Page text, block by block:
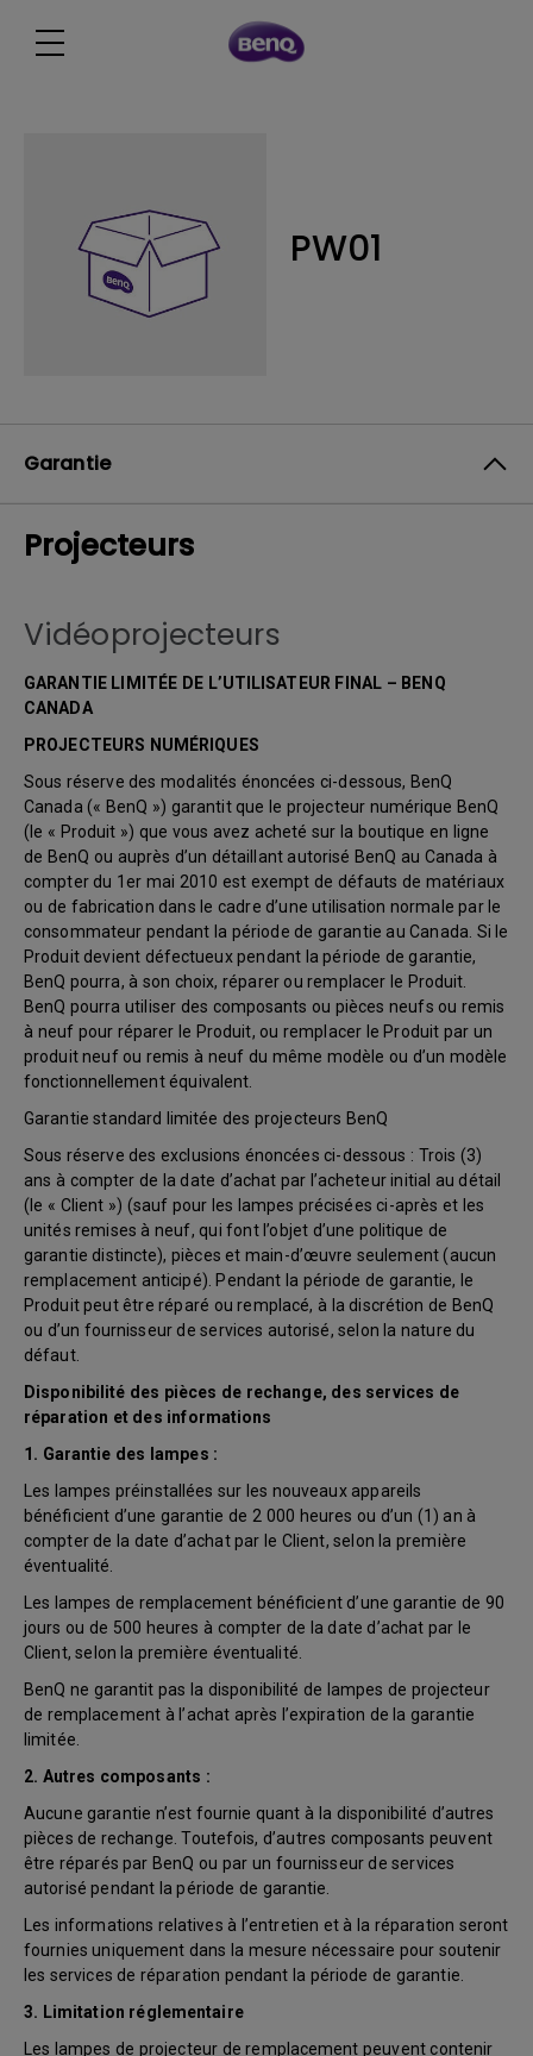
PW01
Garantie
Projecteurs
Vidéoprojecteurs
GARANTIE LIMITÉE DE L’UTILISATEUR FINAL – BENQ
CANADA
PROJECTEURS NUMÉRIQUES
Sous réserve des modalités énoncées ci-dessous, BenQ
Canada (« BenQ ») garantit que le projecteur numérique BenQ
(le « Produit ») que vous avez acheté sur la boutique en ligne
de BenQ ou auprès d’un détaillant autorisé BenQ au Canada à
compter du 1er mai 2010 est exempt de défauts de matériaux
ou de fabrication dans le cadre d’une utilisation normale par le
consommateur pendant la période de garantie au Canada. Si le
Produit devient défectueux pendant la période de garantie,
BenQ pourra, à son choix, réparer ou remplacer le Produit.
BenQ pourra utiliser des composants ou pièces neufs ou remis
à neuf pour réparer le Produit, ou remplacer le Produit par un
produit neuf ou remis à neuf du même modèle ou d’un modèle
fonctionnellement équivalent.
Garantie standard limitée des projecteurs BenQ
Sous réserve des exclusions énoncées ci-dessous : Trois (3)
ans à compter de la date d’achat par l’acheteur initial au détail
(le « Client ») (sauf pour les lampes précisées ci-après et les
unités remises à neuf, qui font l’objet d’une politique de
garantie distincte), pièces et main-d’œuvre seulement (aucun
remplacement anticipé). Pendant la période de garantie, le
Produit peut être réparé ou remplacé, à la discrétion de BenQ
ou d’un fournisseur de services autorisé, selon la nature du
défaut.
Disponibilité des pièces de rechange, des services de
réparation et des informations
1. Garantie des lampes :
Les lampes préinstallées sur les nouveaux appareils
bénéficient d’une garantie de 2 000 heures ou d’un (1) an à
compter de la date d’achat par le Client, selon la première
éventualité.
Les lampes de remplacement bénéficient d’une garantie de 90
jours ou de 500 heures à compter de la date d’achat par le
Client, selon la première éventualité.
BenQ ne garantit pas la disponibilité de lampes de projecteur
de remplacement à l’achat après l’expiration de la garantie
limitée.
2. Autres composants :
Aucune garantie n’est fournie quant à la disponibilité d’autres
pièces de rechange. Toutefois, d’autres composants peuvent
être réparés par BenQ ou par un fournisseur de services
autorisé pendant la période de garantie.
Les informations relatives à l’entretien et à la réparation seront
fournies uniquement dans la mesure nécessaire pour soutenir
les services de réparation pendant la période de garantie.
3. Limitation réglementaire
Les lampes de projecteur de remplacement peuvent contenir